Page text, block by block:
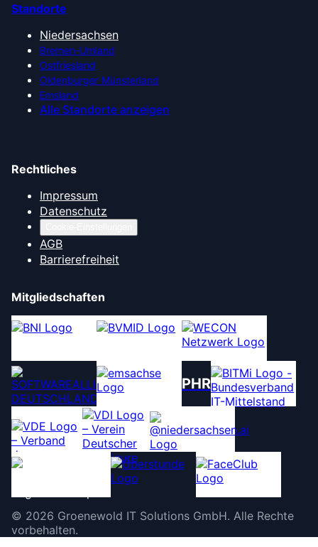
Standorte
Niedersachsen
Bremen-Umland
Ostfriesland
Oldenburger Münsterland
Emsland
Alle Standorte anzeigen
Rechtliches
Impressum
Datenschutz
AGB
Barrierefreiheit
Mitgliedschaften
PHR
© 2026 Groenewold IT Solutions GmbH. Alle Rechte
vorbehalten.